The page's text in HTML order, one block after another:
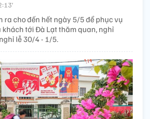
ra cho đến hết ngày 5/5 để phục vụ
khách tới Đà Lạt thăm quan, nghỉ
lễ 30/4 - 1/5.